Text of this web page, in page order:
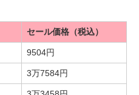
セール価格（税込）
9504円
3万7584円